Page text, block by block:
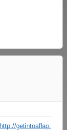
http://getintoaflap.